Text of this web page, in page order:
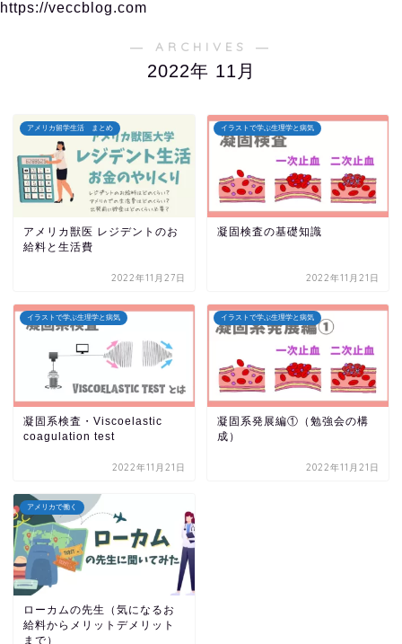
https://veccblog.com
― ARCHIVES ―
2022年 11月
アメリカ留学生活 まとめ
アメリカ獣医 レジデントのお
給料と生活費
2022年11月27日
イラストで学ぶ生理学と病気
凝固検査の基礎知識
2022年11月21日
イラストで学ぶ生理学と病気
凝固系検査・Viscoelastic
coagulation test
2022年11月21日
イラストで学ぶ生理学と病気
凝固系発展編①（勉強会の構
成）
2022年11月21日
アメリカで働く
ローカムの先生（気になるお
給料からメリットデメリット
まで）